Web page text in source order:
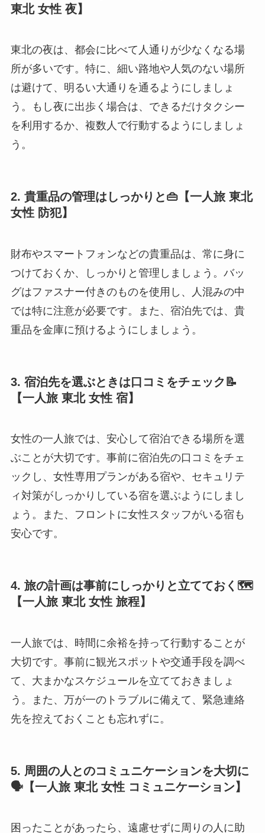
東北 女性 夜】
東北の夜は、都会に比べて人通りが少なくなる場
所が多いです。特に、細い路地や人気のない場所
は避けて、明るい大通りを通るようにしましょ
う。もし夜に出歩く場合は、できるだけタクシー
を利用するか、複数人で行動するようにしましょ
う。
2. 貴重品の管理はしっかりと👜【一人旅 東北
女性 防犯】
財布やスマートフォンなどの貴重品は、常に身に
つけておくか、しっかりと管理しましょう。バッ
グはファスナー付きのものを使用し、人混みの中
では特に注意が必要です。また、宿泊先では、貴
重品を金庫に預けるようにしましょう。
3. 宿泊先を選ぶときは口コミをチェック📝
【一人旅 東北 女性 宿】
女性の一人旅では、安心して宿泊できる場所を選
ぶことが大切です。事前に宿泊先の口コミをチェ
ックし、女性専用プランがある宿や、セキュリテ
ィ対策がしっかりしている宿を選ぶようにしまし
ょう。また、フロントに女性スタッフがいる宿も
安心です。
4. 旅の計画は事前にしっかりと立てておく🗺️
【一人旅 東北 女性 旅程】
一人旅では、時間に余裕を持って行動することが
大切です。事前に観光スポットや交通手段を調べ
て、大まかなスケジュールを立てておきましょ
う。また、万が一のトラブルに備えて、緊急連絡
先を控えておくことも忘れずに。
5. 周囲の人とのコミュニケーションを大切に
🗣️【一人旅 東北 女性 コミュニケーション】
困ったことがあったら、遠慮せずに周りの人に助